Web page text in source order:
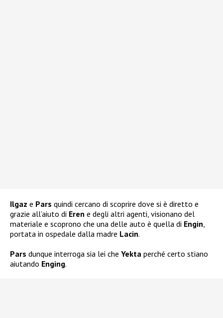
Ilgaz e Pars quindi cercano di scoprire dove si è diretto e
grazie all’aiuto di Eren e degli altri agenti, visionano del
materiale e scoprono che una delle auto è quella di Engin
portata in ospedale dalla madre Lacin.
Pars dunque interroga sia lei che Yekta perché certo stiano
aiutando Enging.